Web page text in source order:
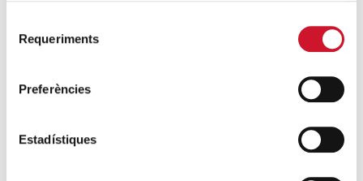
Requeriments
Preferències
Estadístiques
créixer el Maresme